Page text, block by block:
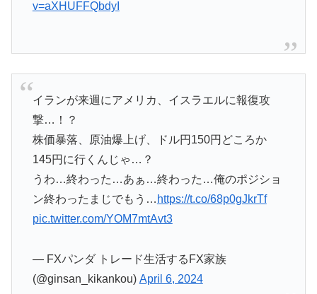
v=aXHUFFQbdyI
イランが来週にアメリカ、イスラエルに報復攻
撃…！？
株価暴落、原油爆上げ、ドル円150円どころか
145円に行くんじゃ…？
うわ…終わった…あぁ…終わった…俺のポジショ
ン終わったまじでもう… https://t.co/68p0gJkrTf
pic.twitter.com/YOM7mtAvt3
— FXパンダ トレード生活するFX家族
(@ginsan_kikankou) April 6, 2024